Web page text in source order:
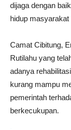
dijaga dengan
hidup masyarakat
Camat Cibitung,
Rutilahu yang
adanya
kurang mampu
pemerintah
berkecukupan.